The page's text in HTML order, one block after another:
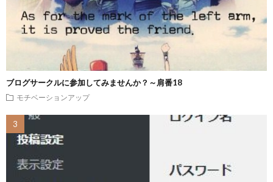
ブログサークルに参加してみませんか？～肩番18
モチベーションアップ